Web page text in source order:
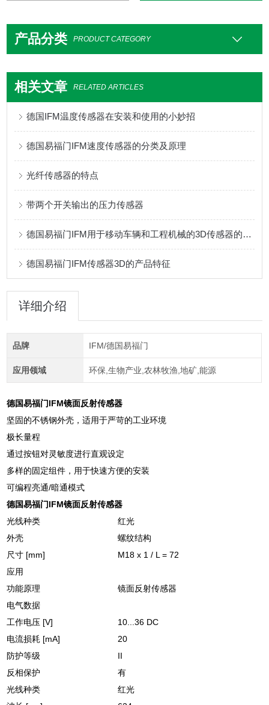
产品分类 PRODUCT CATEGORY
相关文章 RELATED ARTICLES
德国IFM温度传感器在安装和使用的小妙招
德国易福门IFM速度传感器的分类及原理
光纤传感器的特点
带两个开关输出的压力传感器
德国易福门IFM用于移动车辆和工程机械的3D传感器的特性
德国易福门IFM传感器3D的产品特征
详细介绍
品牌 IFM/德国易福门
应用领域 环保,生物产业,农林牧渔,地矿,能源
德国易福门IFM镜面反射传感器
坚固的不锈钢外壳，适用于严苛的工业环境
极长量程
通过按钮对灵敏度进行直观设定
多样的固定组件，用于快速方便的安装
可编程亮通/暗通模式
德国易福门IFM镜面反射传感器
光线种类
红光
外壳
螺纹结构
尺寸 [mm]
M18 x 1 / L = 72
应用
功能原理
镜面反射传感器
电气数据
工作电压 [V]
10...36 DC
电流损耗 [mA]
20
防护等级
II
反相保护
有
光线种类
红光